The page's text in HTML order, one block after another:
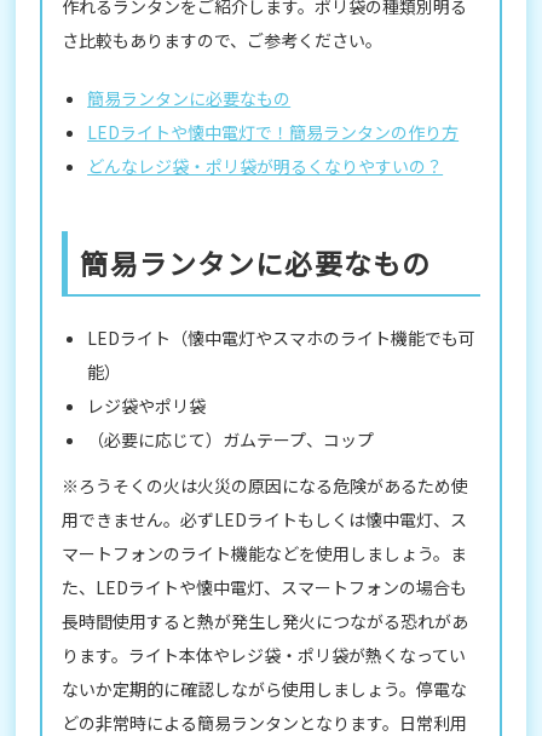
作れるランタンをご紹介します。ポリ袋の種類別明る
さ比較もありますので、ご参考ください。
簡易ランタンに必要なもの
LEDライトや懐中電灯で！簡易ランタンの作り方
どんなレジ袋・ポリ袋が明るくなりやすいの？
簡易ランタンに必要なもの
LEDライト（懐中電灯やスマホのライト機能でも可
能）
レジ袋やポリ袋
（必要に応じて）ガムテープ、コップ
※ろうそくの火は火災の原因になる危険があるため使
用できません。必ずLEDライトもしくは懐中電灯、ス
マートフォンのライト機能などを使用しましょう。ま
た、LEDライトや懐中電灯、スマートフォンの場合も
長時間使用すると熱が発生し発火につながる恐れがあ
ります。ライト本体やレジ袋・ポリ袋が熱くなってい
ないか定期的に確認しながら使用しましょう。停電な
どの非常時による簡易ランタンとなります。日常利用